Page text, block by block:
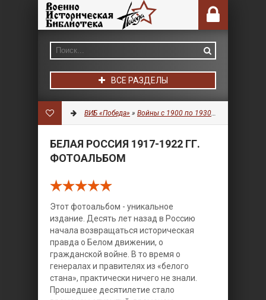
ВСЕ РАЗДЕЛЫ
ВИБ «Победа» » Войны с 1900 по 1930 гг.
БЕЛАЯ РОССИЯ 1917-1922 ГГ.
ФОТОАЛЬБОМ
Этот фотоальбом - уникальное
издание. Десять лет назад в Россию
начала возвращаться историческая
правда о Белом движении, о
гражданской войне. В то время о
генералах и правителях из «белого
стана», практически ничего не знали.
Прошедшее десятилетие стало